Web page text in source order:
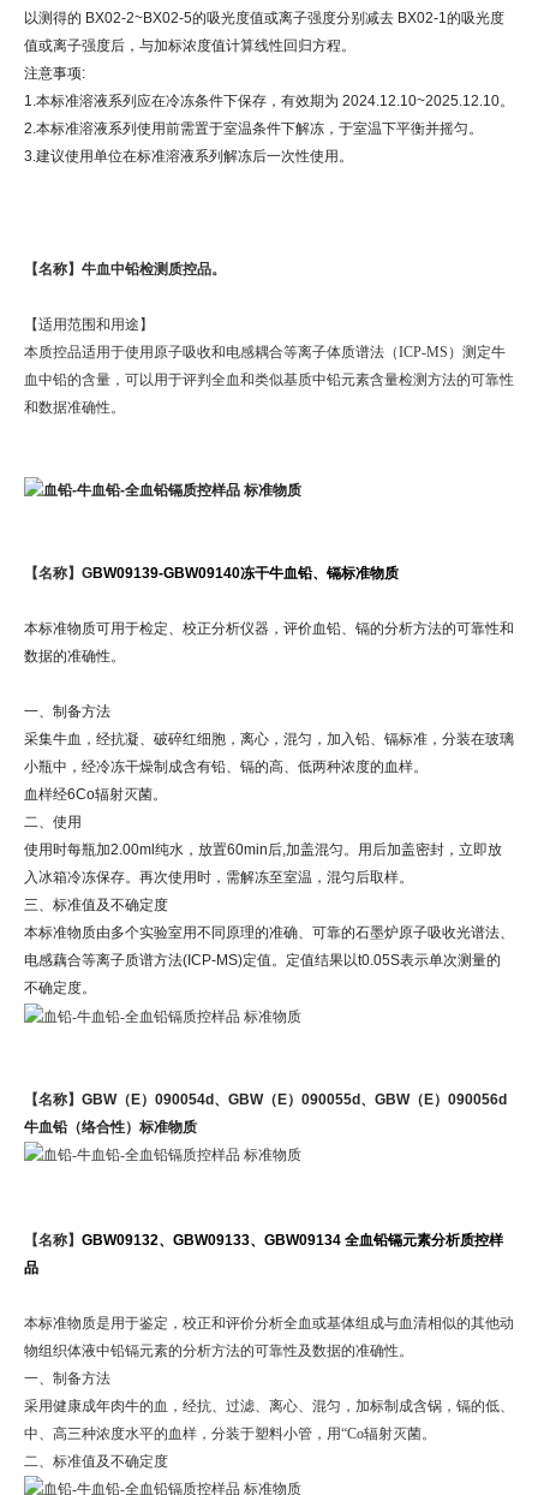
以测得的 BX02-2~BX02-5的吸光度值或离子强度分别减去 BX02-1的吸光度
值或离子强度后，与加标浓度值计算线性回归方程。
注意事项:
1.本标准溶液系列应在冷冻条件下保存，有效期为 2024.12.10~2025.12.10。
2.本标准溶液系列使用前需置于室温条件下解冻，于室温下平衡并摇匀。
3.建议使用单位在标准溶液系列解冻后一次性使用。
【名称】 牛血中铅检测质控品。
【适用范围和用途】
本质控品适用于使用原子吸收和电感耦合等离子体质谱法（ICP-MS）测定牛
血中铅的含量，可以用于评判全血和类似基质中铅元素含量检测方法的可靠性
和数据准确性。
【名称】 GBW09139-GBW09140冻干牛血铅、镉标准物质
本标准物质可用于检定、校正分析仪器，评价血铅、镉的分析方法的可靠性和
数据的准确性。
一、制备方法
采集牛血，经抗凝、破碎红细胞，离心，混匀，加入铅、镉标准，分装在玻璃
小瓶中，经冷冻干燥制成含有铅、镉的高、低两种浓度的血样。
血样经6Co辐射灭菌。
二、使用
使用时每瓶加2.00ml纯水，放置60min后,加盖混匀。用后加盖密封，立即放
入冰箱冷冻保存。再次使用时，需解冻至室温，混匀后取样。
三、标准值及不确定度
本标准物质由多个实验室用不同原理的准确、可靠的石墨炉原子吸收光谱法、
电感藕合等离子质谱方法(ICP-MS)定值。定值结果以t0.05S表示单次测量的
不确定度。
【名称】 GBW（E）090054d、GBW（E）090055d、GBW（E）090056d
牛血铅（络合性）标准物质
【名称】 GBW09132、GBW09133、GBW09134 全血铅镉元素分析质控样
品
本标准物质是用于鉴定，校正和评价分析全血或基体组成与血清相似的其他动
物组织体液中铅镉元素的分析方法的可靠性及数据的准确性。
一、制备方法
采用健康成年肉牛的血，经抗、过滤、离心、混匀，加标制成含锅，镉的低、
中、高三种浓度水平的血样，分装于塑料小管，用“Co辐射灭菌。
二、标准值及不确定度